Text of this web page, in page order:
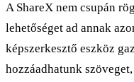
A ShareX nem csupán
lehetőséget ad annak
képszerkesztő eszköz
hozzáadhatunk